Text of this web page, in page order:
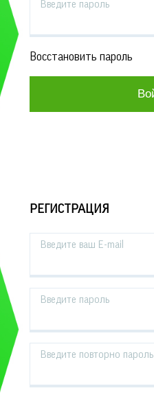
Введите пароль
Восстановить пароль
РЕГИСТРАЦИЯ
Введите ваш E-mail
Введите пароль
Введите повторно пароль